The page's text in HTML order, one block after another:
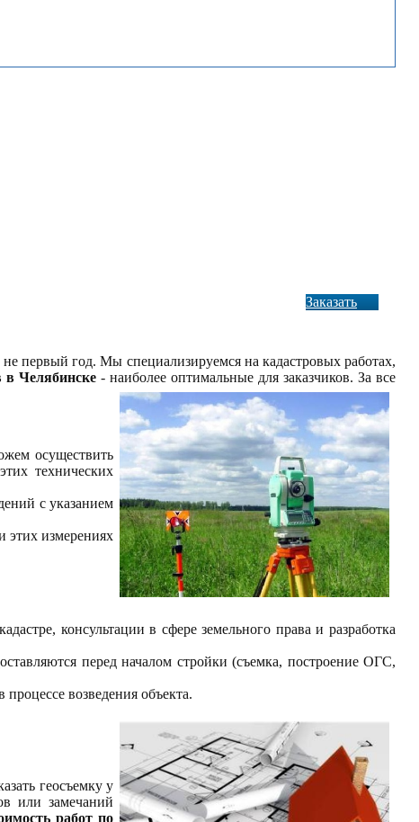
Заказать
первый год. Мы специализируемся на кадастровых работах,
в Челябинске - наиболее оптимальные для заказчиков. За все
осуществить
технических
с указанием
этих измерениях
консультации в сфере земельного права и разработка
перед началом стройки (съемка, построение ОГС,
возведения объекта.
геосъемку у
или замечаний
работ по